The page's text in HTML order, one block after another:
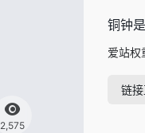
2,575
铜钟
爱站权
链